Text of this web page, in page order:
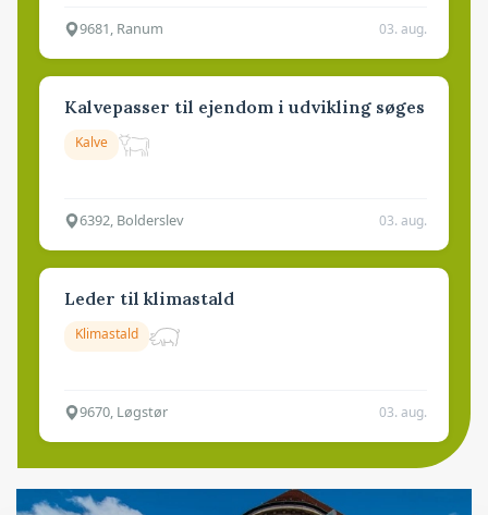
9681, Ranum 03. aug.
Kalvepasser til ejendom i udvikling søges
Kalve
6392, Bolderslev 03. aug.
Leder til klimastald
Klimastald
9670, Løgstør 03. aug.